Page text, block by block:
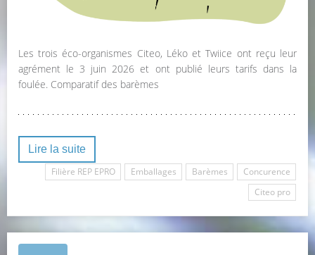
Les trois éco-organismes Citeo, Léko et Twiice ont reçu leur
agrément le 3 juin 2026 et ont publié leurs tarifs dans la
foulée. Comparatif des barèmes
Lire la suite
Filière REP EPRO
Emballages Barèmes
Concurence
Citeo pro